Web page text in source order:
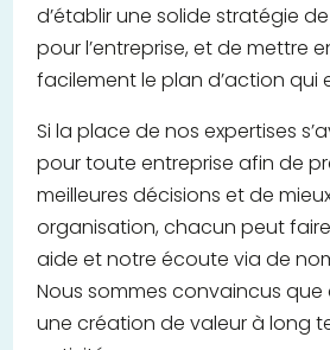
d’établir une solide stratégie
pour l’entreprise, et de mettre
facilement le plan d’action qui
Si la place de nos expertises
pour toute entreprise afin de
meilleures décisions et de
organisation, chacun peut
aide et notre écoute via de
Nous sommes convaincus
une création de valeur à long